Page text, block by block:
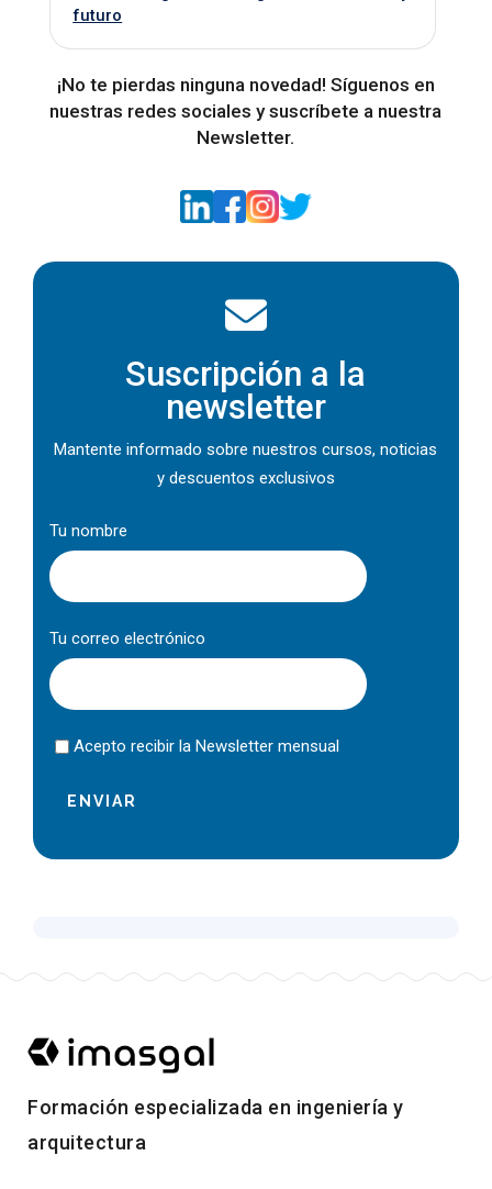
futuro
¡No te pierdas ninguna novedad! Síguenos en
nuestras redes sociales y suscríbete a nuestra
Newsletter.
Suscripción a la
newsletter
Mantente informado sobre nuestros cursos, noticias
y descuentos exclusivos
Tu nombre
Tu correo electrónico
Acepto recibir la Newsletter mensual
Formación especializada en ingeniería y
arquitectura